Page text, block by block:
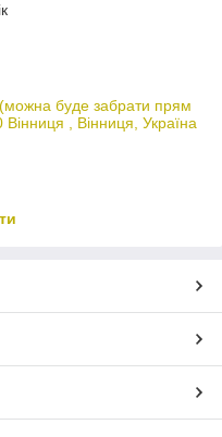
буде забрати прям
, Вінниця, Україна